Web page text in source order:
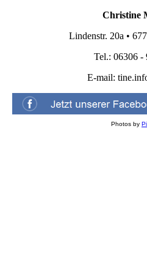
Christine
Lindenstr. 20a •
Tel.: 06306 -
E-mail:
Photos by